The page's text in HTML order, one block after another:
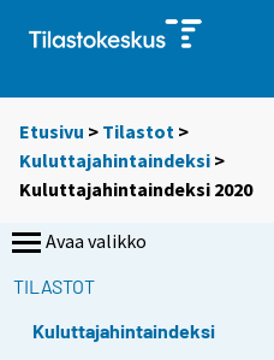
Etusivu > Tilastot >
Kuluttajahintaindeksi >
Kuluttajahintaindeksi 2020
Avaa valikko
TILASTOT
Kuluttajahintaindeksi